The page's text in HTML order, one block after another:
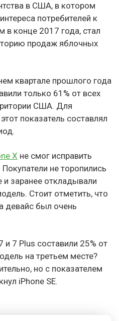
в США, в котором
потребителей к
конце 2017 года, стал
продаж яблочных
квартале прошлого года
только 61% от всех
США. Для
показатель составлял
X не смог исправить
не торопились
и заранее откладывали
Стоит отметить, что
девайс был очень
и 7 Plus составили 25% от
на третьем месте?
но с показателем
iPhone SE.